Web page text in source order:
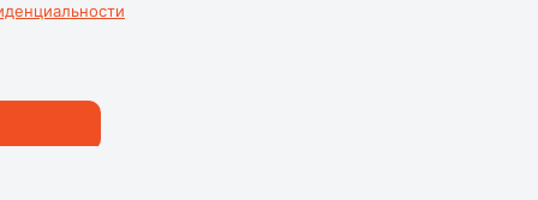
Объекты
О нас